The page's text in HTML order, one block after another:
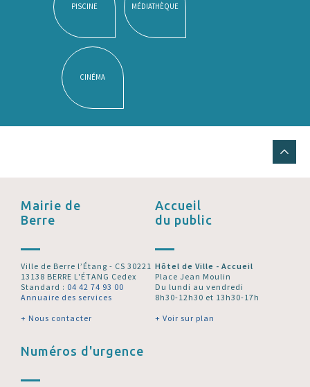
PISCINE MÉDIATHÈQUE
CINÉMA
Mairie de
Berre
Ville de Berre l’Étang - CS 30221
13138 BERRE L'ÉTANG Cedex
Standard : 04 42 74 93 00
Annuaire des services
+ Nous contacter
Accueil
du public
Hôtel de Ville - Accueil
Place Jean Moulin
Du lundi au vendredi
8h30-12h30 et 13h30-17h
+ Voir sur plan
Numéros d'urgence